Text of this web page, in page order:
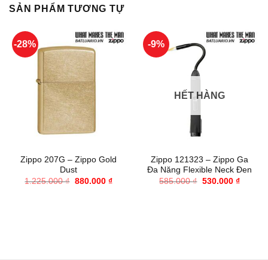
SẢN PHẨM TƯƠNG TỰ
-28%
Zippo 207G – Zippo Gold
Dust
1.225.000₫ Giá
880.000 ₫Giá
-9%
HẾT HÀNG
Zippo 121323 – Zippo Ga
Đa Năng Flexible Neck Đen
585.000₫ Giá
530.000 ₫Giá